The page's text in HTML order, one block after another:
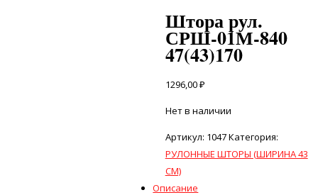
Штора рул.
СРШ-01М-840
47(43)170
1296,00₽
Нет в наличии
Артикул: 1047Категория:
РУЛОННЫЕ ШТОРЫ (ШИРИНА 43
СМ)
Описание